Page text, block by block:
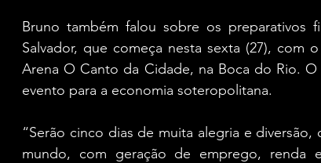
Bruno também falou sobre os preparativos
Salvador, que começa nesta sexta (27), com
Arena O Canto da Cidade, na Boca do Rio.
evento para a economia soteropolitana.
“Serão cinco dias de muita alegria e
mundo, com geração de emprego, renda